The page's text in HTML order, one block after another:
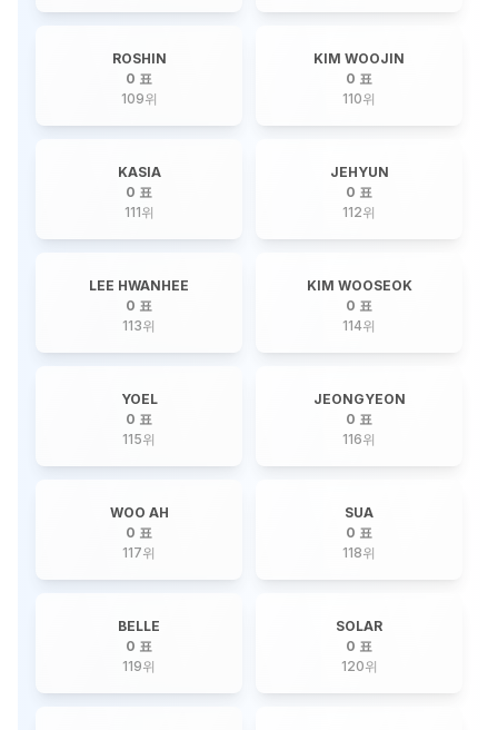
ROSHIN
0 표
109위
KIM WOOJIN
0 표
110위
KASIA
0 표
111위
JEHYUN
0 표
112위
LEE HWANHEE
0 표
113위
KIM WOOSEOK
0 표
114위
YOEL
0 표
115위
JEONGYEON
0 표
116위
WOO AH
0 표
117위
SUA
0 표
118위
BELLE
0 표
119위
SOLAR
0 표
120위